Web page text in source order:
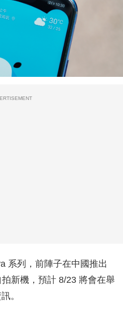
系列，前陣子在中國推出
新機，預計 8/23 將會在舉
。